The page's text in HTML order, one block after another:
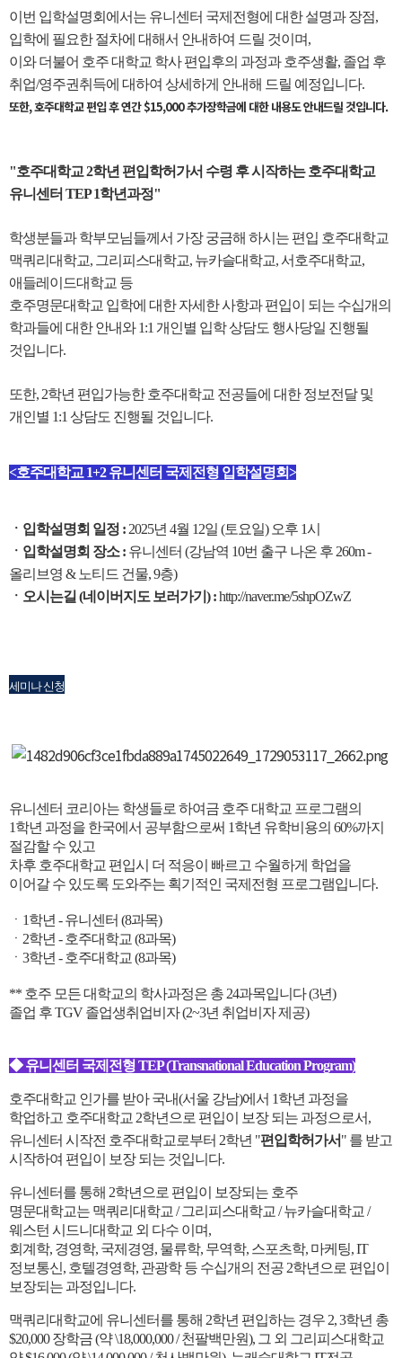
이번 입학설명회에서는 유니센터 국제전형에 대한 설명과 장점,
입학에 필요한 절차에 대해서 안내하여 드릴 것이며,
이와 더불어 호주 대학교 학사 편입후의 과정과 호주생활, 졸업 후
취업/영주권취득에 대하여 상세하게 안내해 드릴 예정입니다.
또한, 호주대학교 편입 후 연간 $15,000 추가장학금에 대한 내용도 안내드릴 것입니다.
"호주대학교 2학년 편입학허가서 수령 후 시작하는 호주대학교
유니센터 TEP 1학년과정"
학생분들과 학부모님들께서 가장 궁금해 하시는 편입 호주대학교
맥쿼리대학교, 그리피스대학교, 뉴카슬대학교, 서호주대학교,
애들레이드대학교 등
호주명문대학교 입학에 대한 자세한 사항과 편입이 되는 수십개의
학과들에 대한 안내와 1:1 개인별 입학 상담도 행사당일 진행될
것입니다.
또한, 2학년 편입가능한 호주대학교 전공들에 대한 정보전달 및
개인별 1:1 상담도 진행될 것입니다.
<호주대학교 1+2 유니센터 국제전형 입학설명회>
ㆍ입학설명회 일정 : 2025년 4월 12일 (토요일) 오후 1시
ㆍ입학설명회 장소 : 유니센터 (강남역 10번 출구 나온 후 260m -
올리브영 & 노티드 건물, 9층)
ㆍ오시는길 (네이버지도 보러가기) :http://naver.me/5shpOZwZ
세미나 신청
유니센터 코리아는 학생들로 하여금 호주 대학교 프로그램의
1학년 과정을 한국에서 공부함으로써 1학년 유학비용의 60%까지
절감할 수 있고
차후 호주대학교 편입시 더 적응이 빠르고 수월하게 학업을
이어갈 수 있도록 도와주는 획기적인 국제전형 프로그램입니다.
ㆍ1학년 - 유니센터 (8과목)
ㆍ2학년 - 호주대학교 (8과목)
ㆍ3학년 - 호주대학교 (8과목)
** 호주 모든 대학교의 학사과정은 총 24과목입니다 (3년)
졸업 후 TGV 졸업생취업비자 (2~3년 취업비자 제공)
◆ 유니센터 국제전형 TEP (Transnational Education Program)
호주대학교 인가를 받아 국내(서울 강남)에서 1학년 과정을
학업하고 호주대학교 2학년으로 편입이 보장 되는 과정으로서,
유니센터 시작전 호주대학교로부터 2학년 "편입학허가서" 를 받고
시작하여 편입이 보장 되는 것입니다.
유니센터를 통해 2학년으로 편입이 보장되는 호주
명문대학교는 맥쿼리대학교 / 그리피스대학교 / 뉴카슬대학교 /
웨스턴 시드니대학교 외 다수 이며,
회계학, 경영학, 국제경영, 물류학, 무역학, 스포츠학, 마케팅, IT
정보통신, 호텔경영학, 관광학 등 수십개의 전공 2학년으로 편입이
보장되는 과정입니다.
맥쿼리대학교에 유니센터를 통해 2학년 편입하는 경우 2, 3학년 총
$20,000 장학금 (약 \18,000,000 / 천팔백만원), 그 외 그리피스대학교